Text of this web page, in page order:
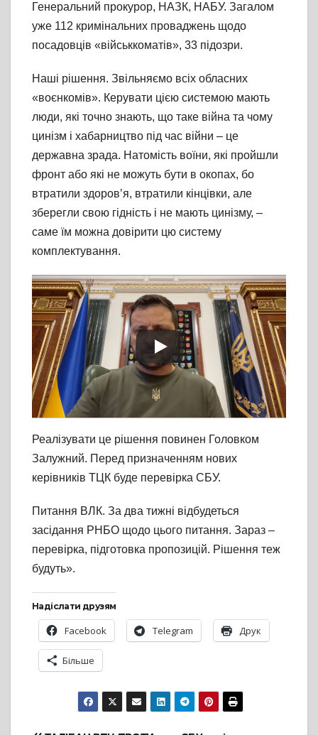
Генеральний прокурор, НАЗК, НАБУ. Загалом
уже 112 кримінальних проваджень щодо
посадовців «військкоматів», 33 підозри.
Наші рішення. Звільняємо всіх обласних
«воєнкомів». Керувати цією системою мають
люди, які точно знають, що таке війна та чому
цинізм і хабарництво під час війни – це
державна зрада. Натомість воїни, які пройшли
фронт або які не можуть бути в окопах, бо
втратили здоровʼя, втратили кінцівки, але
зберегли свою гідність і не мають цинізму, –
саме їм можна довірити цю систему
комплектування.
Реалізувати це рішення повинен Головком
Залужний. Перед призначенням нових
керівників ТЦК буде перевірка СБУ.
Питання ВЛК. За два тижні відбудеться
засідання РНБО щодо цього питання. Зараз –
перевірка, підготовка пропозицій. Рішення теж
будуть».
Надіслати друзям
Facebook Telegram Друк
Більше